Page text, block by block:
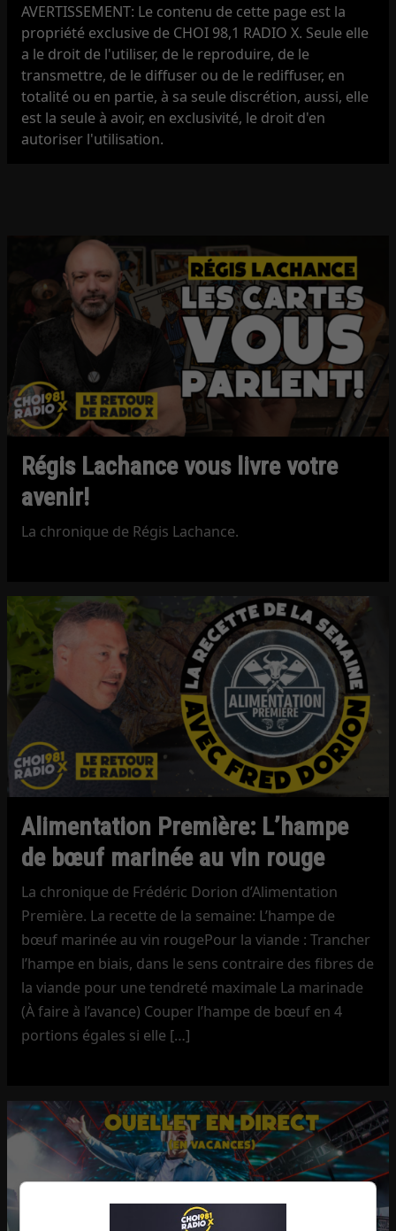
AVERTISSEMENT: Le contenu de cette page est la
propriété exclusive de CHOI 98,1 RADIO X. Seule elle
a le droit de l'utiliser, de le reproduire, de le
transmettre, de le diffuser ou de le rediffuser, en
totalité ou en partie, à sa seule discrétion, aussi, elle
est la seule à avoir, en exclusivité, le droit d'en
autoriser l'utilisation.
Régis Lachance vous livre votre
avenir!
La chronique de Régis Lachance.
Alimentation Première: L’hampe
de bœuf marinée au vin rouge
La chronique de Frédéric Dorion d’Alimentation
Première. La recette de la semaine: L’hampe de
bœuf marinée au vin rougePour la viande : Trancher
l’hampe en biais, dans le sens contraire des fibres de
la viande pour une tendreté maximale La marinade
(À faire à l’avance) Couper l’hampe de bœuf en 4
portions égales si elle […]